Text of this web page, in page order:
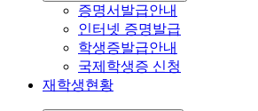
증명서발급안내
인터넷 증명발급
학생증발급안내
국제학생증 신청
재학생현황